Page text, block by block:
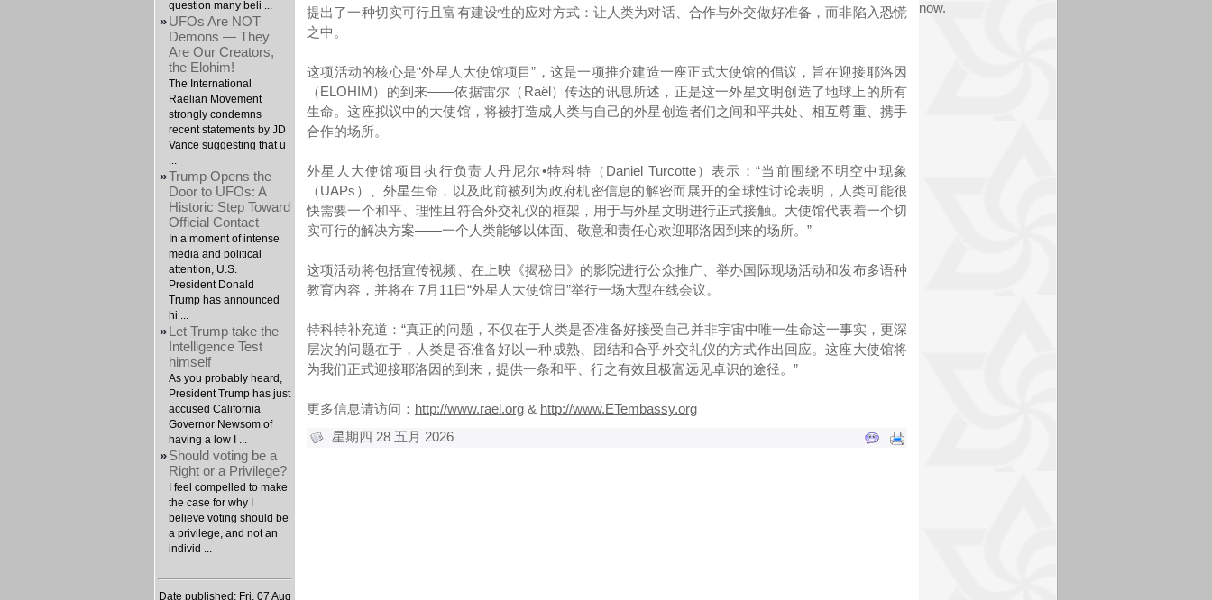
question many beli ...
»UFOs Are NOT
Demons — They
Are Our Creators,
the Elohim!
The International
Raelian Movement
strongly condemns
recent statements by JD
Vance suggesting that u
»Trump Opens the
Door to UFOs: A
Historic Step Toward
Official Contact
In a moment of intense
media and political
attention, U.S.
President Donald
Trump has announced
hi ...
»Let Trump take the
Intelligence Test
himself
As you probably heard,
President Trump has just
accused California
Governor Newsom of
having a low I ...
»Should voting be a
Right or a Privilege?
I feel compelled to make
the case for why I
believe voting should be
a privilege, and not an
individ ...
Date published: Fri, 07 Aug
提出了一种切实可行且富有建设性的应对方式：让人类为对话、合作与外交做好准备，而非陷入恐慌
之中。
这项活动的核心是“外星人大使馆项目”，这是一项推介建造一座正式大使馆的倡议，旨在迎接耶洛因
（ELOHIM）的到来——依据雷尔（Raël）传达的讯息所述，正是这一外星文明创造了地球上的所有
生命。这座拟议中的大使馆，将被打造成人类与自己的外星创造者们之间和平共处、相互尊重、携手
合作的场所。
外星人大使馆项目执行负责人丹尼尔•特科特（Daniel Turcotte）表示：“当前围绕不明空中现象
（UAPs）、外星生命，以及此前被列为政府机密信息的解密而展开的全球性讨论表明，人类可能很
快需要一个和平、理性且符合外交礼仪的框架，用于与外星文明进行正式接触。大使馆代表着一个切
实可行的解决方案——一个人类能够以体面、敬意和责任心欢迎耶洛因到来的场所。”
这项活动将包括宣传视频、在上映《揭秘日》的影院进行公众推广、举办国际现场活动和发布多语种
教育内容，并将在 7月11日“外星人大使馆日”举行一场大型在线会议。
特科特补充道：“真正的问题，不仅在于人类是否准备好接受自己并非宇宙中唯一生命这一事实，更深
层次的问题在于，人类是否准备好以一种成熟、团结和合乎外交礼仪的方式作出回应。这座大使馆将
为我们正式迎接耶洛因的到来，提供一条和平、行之有效且极富远见卓识的途径。”
更多信息请访问： http://www.rael.org & http://www.ETembassy.org
星期四 28 五月 2026
now.